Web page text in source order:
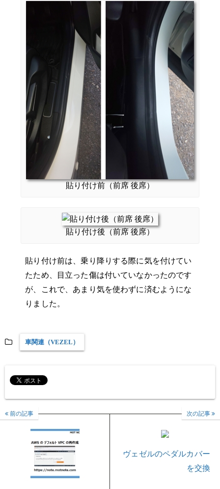
貼り付け前（前席 後席）
貼り付け後（前席 後席）
貼り付け前は、乗り降りする際に気を付けてい
たため、目立った傷は付いていなかったのです
が、これで、あまり気を使わずに済むようにな
りました。
車関連（VEZEL）
前の記事 次の記事
ヴェゼルのペダルカバー
を交換